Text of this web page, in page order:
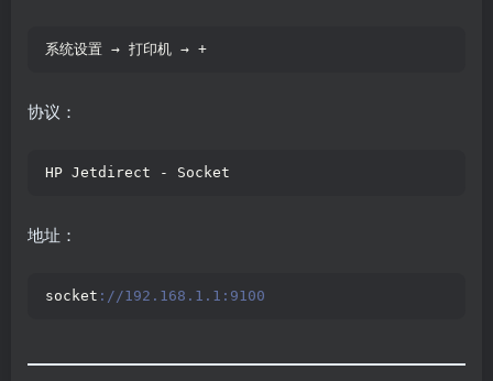
系统设置 → 打印机 → +
协议：
HP Jetdirect - Socket
地址：
socket ://192.168.1.1:9100